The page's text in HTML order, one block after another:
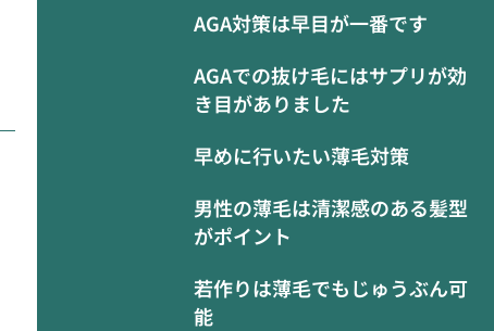
AGA対策は早目が一番です
AGAでの抜け毛にはサプリが効
き目がありました
早めに行いたい薄毛対策
男性の薄毛は清潔感のある髪型
がポイント
若作りは薄毛でもじゅうぶん可
能